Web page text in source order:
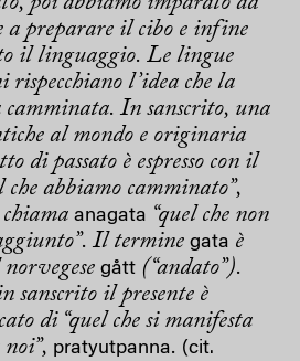
a preparare il cibo e infine
il linguaggio. Le lingue
l’idea che la
In sanscrito, una
al mondo e originaria
di passato è espresso con il
che abbiamo camminato”,
anagata “quel che non
Il termine gata è
gått (“andato”).
sanscrito il presente è
di “quel che si manifesta
pratyutpanna. (cit.